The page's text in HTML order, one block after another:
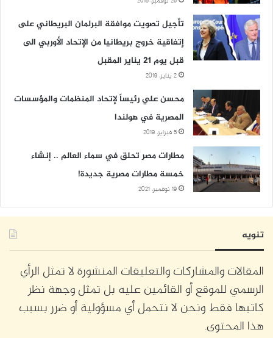
تأجيل تصويت موافقة البرلمان البريطاني على
إتفاقية خروج بريطانيا من الإتحاد الأوربي الى
قبل يوم 21 يناير المقبل
2 يناير، 2019
محسن علي رئيساً لإتحاد المنظمات والمؤسسات
المصرية في هولندا
5 فبراير، 2019
مطارات مصر تحلق في سماء العالم .. إنشاء
خمسة مطارات مصرية جديدة!
19 نوفمبر، 2021
تنويه
المقالات والمشاركات والتعليقات المنشورة لا تمثل الرأي
الرسمي للموقع أو القائمين عليه بل تمثل وجهة نظر
كاتبها فقط ونحن لا نتحمل أي مسؤولية أو ضرر بسبب
هذا المحتوى.